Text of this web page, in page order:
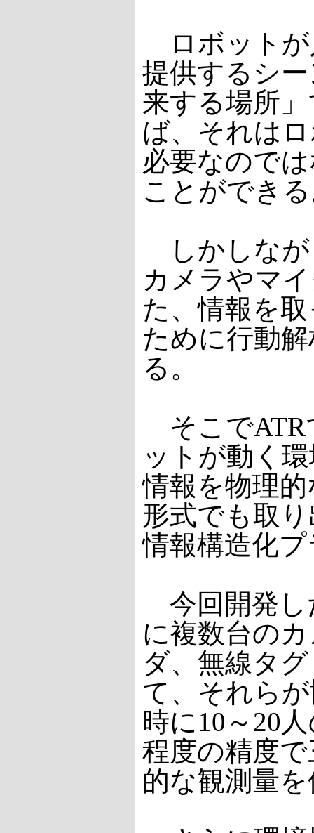
ロボットが
提供するシ
来する場所
ば、それは
必要なので
ことができ
しかしなが
カメラやマ
た、情報を
ために行動
る。
そこでATR
ットが動く
情報を物理
形式でも取
情報構造化
今回開発し
に複数台の
ダ、無線タ
て、それら
時に10～20
程度の精度
的な観測量